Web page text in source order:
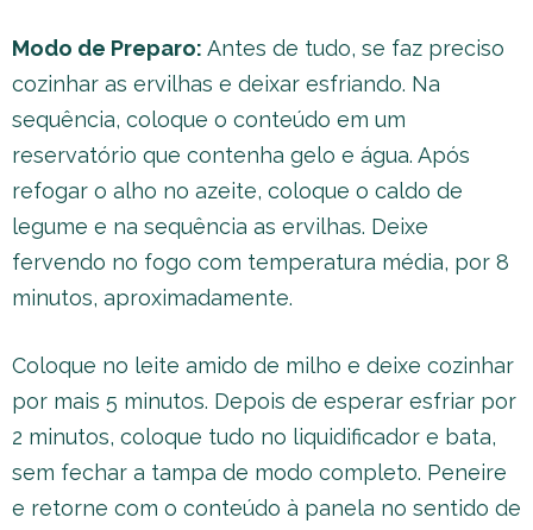
Modo de Preparo: Antes de tudo, se faz preciso
cozinhar as ervilhas e deixar esfriando. Na
sequência, coloque o conteúdo em um
reservatório que contenha gelo e água. Após
refogar o alho no azeite, coloque o caldo de
legume e na sequência as ervilhas. Deixe
fervendo no fogo com temperatura média, por 8
minutos, aproximadamente.
Coloque no leite amido de milho e deixe cozinhar
por mais 5 minutos. Depois de esperar esfriar por
2 minutos, coloque tudo no liquidificador e bata,
sem fechar a tampa de modo completo. Peneire
e retorne com o conteúdo à panela no sentido de